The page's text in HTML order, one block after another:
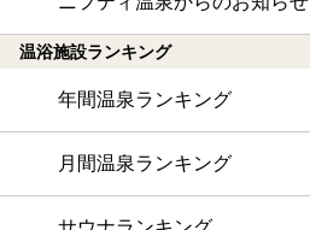
温浴施設ランキング
年間温泉ランキング
月間温泉ランキング